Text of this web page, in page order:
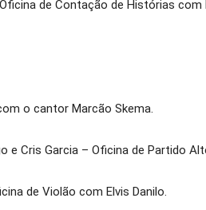
de Contação de Histórias com
o cantor Marcão Skema.
e Cris Garcia – Oficina de Partido
de Violão com Elvis Danilo.